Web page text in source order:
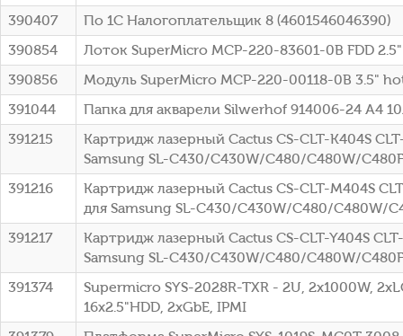
390407
По 1С Налогоплательщик 8 (4601546046390)
390854
Лоток SuperMicro MCP-220-83601-0B FDD
390856
Модуль SuperMicro MCP-220-00118-0B 3.5"
391044
Папка для акварели Silwerhof 914006-24 A4
391215
Картридж лазерный Cactus CS-CLT-K404S
Samsung SL-C430/C430W/C480/C480W/
391216
Картридж лазерный Cactus CS-CLT-M404S
для Samsung SL-C430/C430W/C480/C480W/
391217
Картридж лазерный Cactus CS-CLT-Y404S
Samsung SL-C430/C430W/C480/C480W/
391374
Supermicro SYS-2028R-TXR - 2U, 2x1000W,
16x2.5"HDD, 2xGbE, IPMI